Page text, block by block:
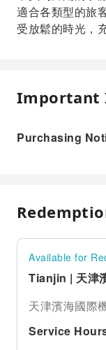
適合各類型的旅
受放鬆的時光，
Important
Purchasing
Available for
Tianjin | 天津
天津濱海國際
Service